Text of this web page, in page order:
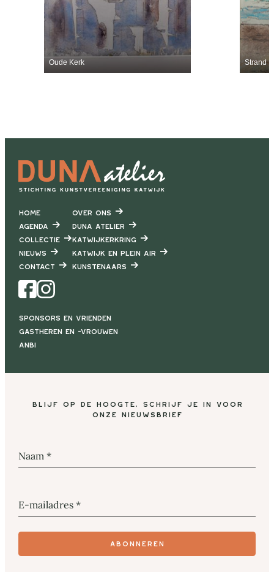
Oude Kerk Strand
Home
Agenda
Collectie
Nieuws
Contact
Facebook Instagram
Over ons
DUNA Atelier
Katwijkerkring
Katwijk en Plein air
Kunstenaars
Sponsors en vrienden
Gastheren en -vrouwen
ANBI
Blijf op de hoogte, schrijf je in voor
onze nieuwsbrief
Naam*
E-mailadres*
Abonneren